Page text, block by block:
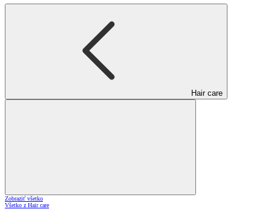
Hair care
Zobraziť všetko
Všetko z Hair care